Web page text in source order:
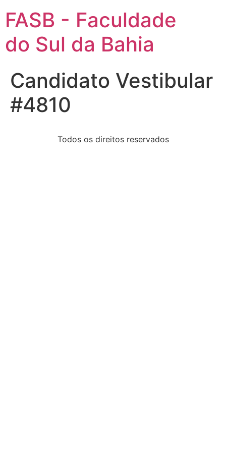
FASB - Faculdade
do Sul da Bahia
Candidato Vestibular
#4810
Todos os direitos reservados